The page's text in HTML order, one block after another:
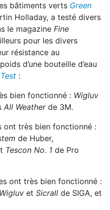
bâtiments verts Green
Holladay, a testé divers
le magazine Fine
pour les divers
résistance au
d’une bouteille d’eau
:
bien fonctionné : Wigluv
All Weatherde 3M.
ont très bien fonctionné :
de Huber,
Tescon No. 1 de Pro
ont très bien fonctionné :
Wigluv et Sicrall de SIGA, et